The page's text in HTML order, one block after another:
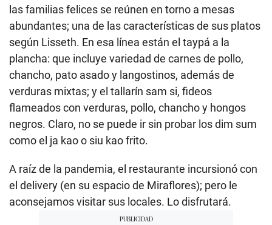
las familias felices se reúnen en torno a mesas
abundantes; una de las características de sus platos
según Lisseth. En esa línea están el taypá a la
plancha: que incluye variedad de carnes de pollo,
chancho, pato asado y langostinos, además de
verduras mixtas; y el tallarín sam si, fideos
flameados con verduras, pollo, chancho y hongos
negros. Claro, no se puede ir sin probar los dim sum
como el ja kao o siu kao frito.
A raíz de la pandemia, el restaurante incursionó con
el delivery (en su espacio de Miraflores); pero le
aconsejamos visitar sus locales. Lo disfrutará.